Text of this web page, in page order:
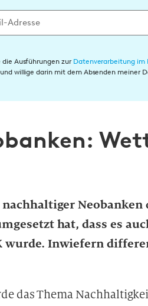
die Ausführungen zur Datenverarbeitung im
willige darin mit dem Absenden meiner
Neobanken
hat, dass es
Inwiefern
das Thema